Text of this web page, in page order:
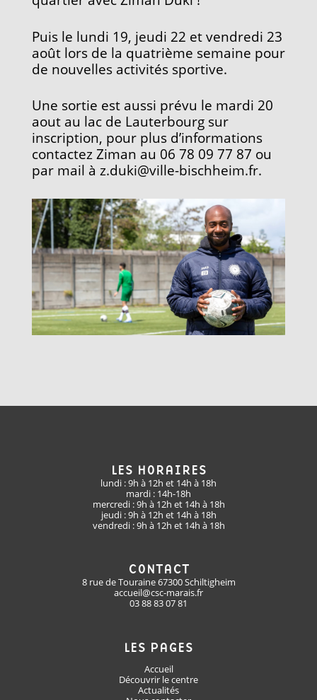
Puis le lundi 19, jeudi 22 et vendredi 23
août lors de la quatrième semaine pour
de nouvelles activités sportive.
Une sortie est aussi prévu le mardi 20
aout au lac de Lauterbourg sur
inscription, pour plus d’informations
contactez Ziman au 06 78 09 77 87 ou
par mail à z.duki@ville-bischheim.fr.
LES HORAIRES
lundi : 9h à 12h et 14h à 18h
mardi : 14h-18h
mercredi : 9h à 12h et 14h à 18h
jeudi : 9h à 12h et 14h à 18h
vendredi : 9h à 12h et 14h à 18h
CONTACT
8 rue de Touraine 67300 Schiltigheim
accueil@csc-marais.fr
03 88 83 07 81
LES PAGES
Accueil
Découvrir le centre
Actualités